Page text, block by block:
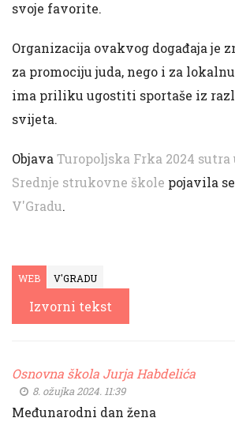
svoje favorite.
Organizacija ovakvog događaja je
za promociju juda, nego i za
ima priliku ugostiti sportaše iz
svijeta.
ObjavaTuropoljska Frka 2024
Srednje strukovne škole pojavila
V'Gradu.
WEB V'GRADU
Izvorni tekst
Osnovna škola Jurja Habdelića
8. ožujka 2024. 11:39
Međunarodni dan žena